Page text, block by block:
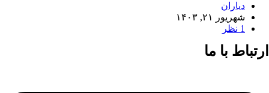
دیاران
شهریور ۲۱, ۱۴۰۳
1 نظر
ارتباط با ما